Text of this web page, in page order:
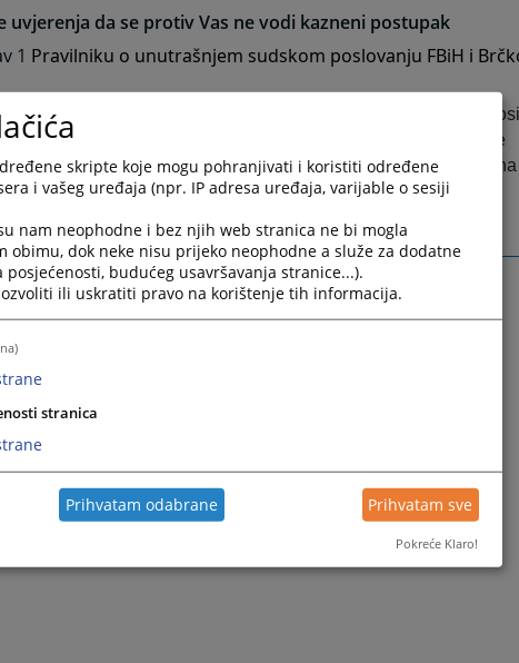
uvjerenja da se protiv Vas ne vodi kazneni postupak
1 Pravilniku o unutrašnjem sudskom poslovanju FBiH i
izdaje uvjerenje da se protiv fizičkog ili pravnog lica koje podnosi
postupak pred sudovima u Bosni i Hercegovini. Ovo uvjerenje
sud na čijem području ima prebivalište fizičko lice, odnosno na
pravno lice, a za strana fizička lica sud na čijem području
boravište.
skripte koje mogu pohranjivati i koristiti određene
i vašeg uređaja (npr. IP adresa uređaja, varijable o sesiji
nam neophodne i bez njih web stranica ne bi mogla
obimu, dok neke nisu prijeko neophodne a služe za dodatne
budućeg usavršavanja stranice...).
ili uskratiti pravo na korištenje tih informacija.
stranica
Prihvatam odabrane Prihvatam sve
Pokreće Klaro!